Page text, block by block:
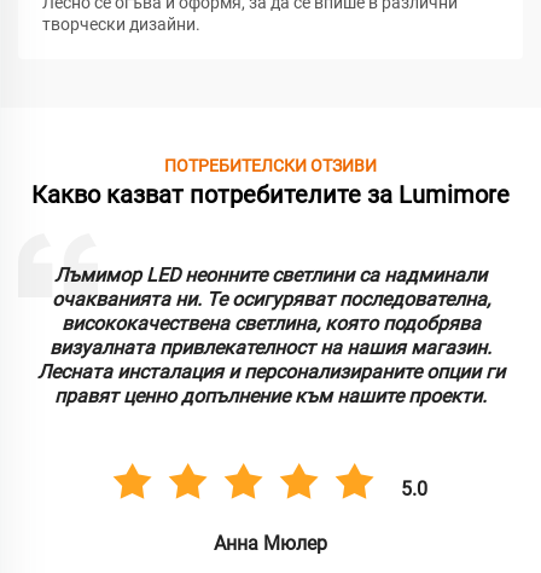
творчески дизайни.
ПОТРЕБИТЕЛСКИ ОТЗИВИ
Какво казват потребителите за Lumimore
Лъмимор LED неонните светлини са надминали
очакванията ни. Те осигуряват последователна,
висококачествена светлина, която подобрява
визуалната привлекателност на нашия магазин.
Лесната инсталация и персонализираните опции ги
правят ценно допълнение към нашите проекти.
5.0
Анна Мюлер